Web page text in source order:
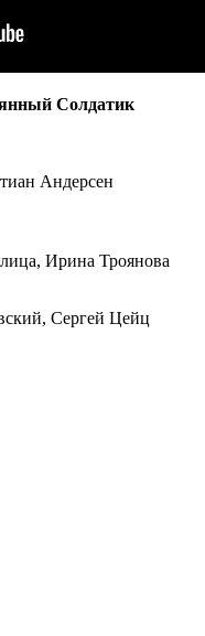
Солдатик
Андерсен
Ирина Троянова
Сергей Цейц